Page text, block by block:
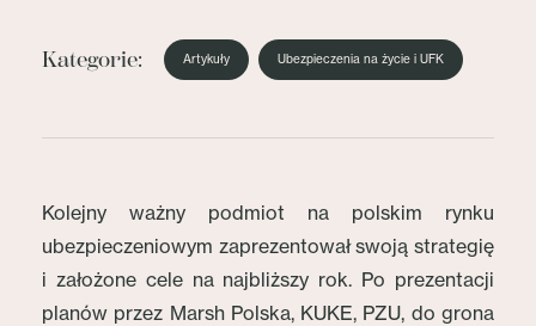
Kategorie: Artykuły Ubezpieczenia na życie i UFK
Kolejny ważny podmiot na polskim rynku
ubezpieczeniowym zaprezentował swoją strategię
i założone cele na najbliższy rok. Po prezentacji
planów przez Marsh Polska, KUKE, PZU, do grona